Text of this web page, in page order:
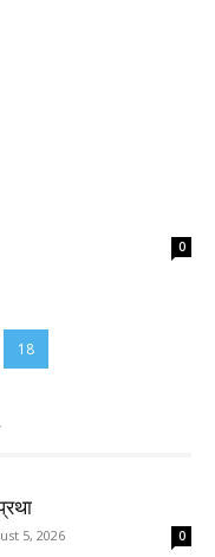
0
18
5, 2026 0